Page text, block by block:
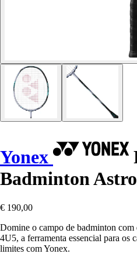
Yonex
Badminton
€ 190,00
Domine o campo de badminton
4U5, a ferramenta essencial para os
limites com Yonex.